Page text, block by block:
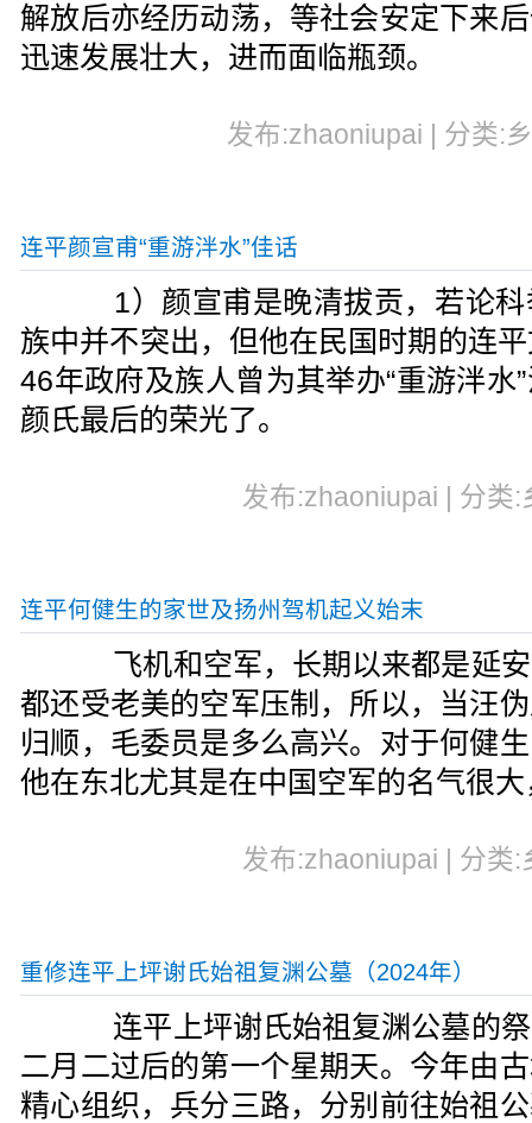
解放后亦经历动荡，等社会安定下来
迅速发展壮大，进而面临瓶颈。
发布:zhaoniupai | 分类:
连平颜宣甫“重游泮水”佳话
1）颜宣甫是晚清拔贡，若论科
族中并不突出，但他在民国时期的连
46年政府及族人曾为其举办“重游泮水
颜氏最后的荣光了。
发布:zhaoniupai | 分类
连平何健生的家世及扬州驾机起义始末
飞机和空军，长期以来都是延安
都还受老美的空军压制，所以，当汪
归顺，毛委员是多么高兴。对于何健
他在东北尤其是在中国空军的名气很
发布:zhaoniupai | 分类
重修连平上坪谢氏始祖复渊公墓（2024年）
连平上坪谢氏始祖复渊公墓的祭
二月二过后的第一个星期天。今年由
精心组织，兵分三路，分别前往始祖